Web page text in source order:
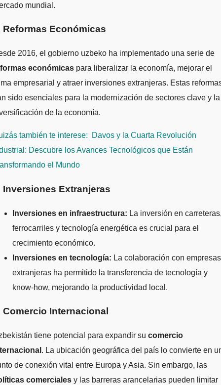
mundial.
Reformas Económicas
2016, el gobierno uzbeko ha implementado una serie de
económicas para liberalizar la economía, mejorar el
empresarial y atraer inversiones extranjeras. Estas
sido esenciales para la modernización de sectores clave y la
de la economía.
también te interese:
Davos y la Cuarta Revolución
Descubre los Avances Tecnológicos que Están
el Mundo
Inversiones Extranjeras
Inversiones en infraestructura: La inversión en
ferrocarriles y tecnología energética es crucial para el
crecimiento económico.
Inversiones en tecnología: La colaboración con empresas
extranjeras ha permitido la transferencia de tecnología y
know-how, mejorando la productividad local.
Comercio Internacional
tiene potencial para expandir su comercio
. La ubicación geográfica del país lo convierte en
de conexión vital entre Europa y Asia. Sin embargo, las
comerciales y las barreras arancelarias pueden limitar